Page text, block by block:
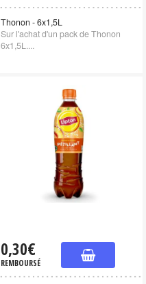
Thonon - 6x1,5L
Sur l'achat d'un pack de Thonon
6x1,5L....
0,30€
REMBOURSÉ